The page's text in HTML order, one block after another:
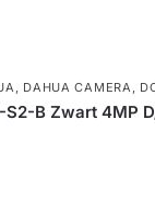
, DAHUA CAMERA,
S2-B Zwart 4MP